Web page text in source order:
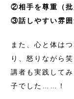
②相手を尊重（批
③話しやすい雰囲
また、心と体は
り、怒りながら
講者も実践して
子でした……！